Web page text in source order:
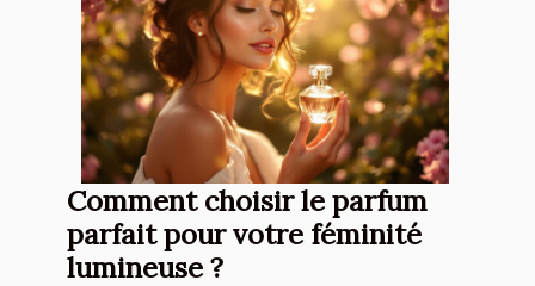
Comment choisir le parfum
parfait pour votre féminité
lumineuse ?